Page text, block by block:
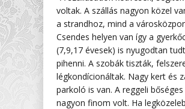
voltak. A szállás nagyon közel
a strandhoz, mind a
Csendes helyen van így a
(7,9,17 évesek) is nyugodtan
pihenni. A szobák tiszták,
légkondícionáltak. Nagy kert és
parkoló is van. A reggeli bőséges
nagyon finom volt. Ha